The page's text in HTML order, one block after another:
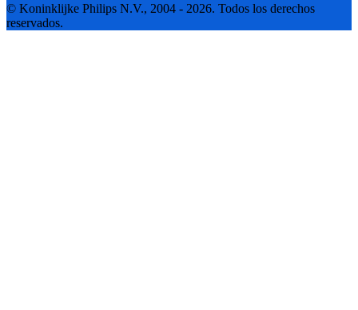
© Koninklijke Philips N.V., 2004 - 2026. Todos los derechos
reservados.